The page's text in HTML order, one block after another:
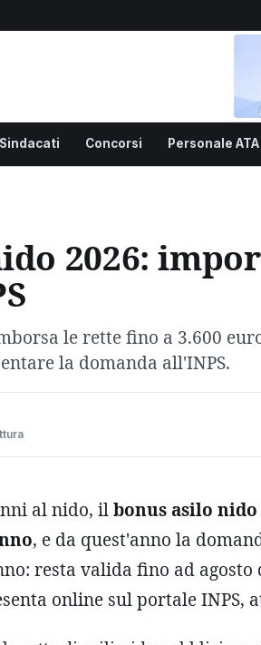
Sindacati Concorsi Personale ATA
2026:
le rette fino a 3.600
la domanda all'INPS.
al nido, ilbonus asilo nido
, e da quest'anno la
resta valida fino ad
online sul portale INPS,